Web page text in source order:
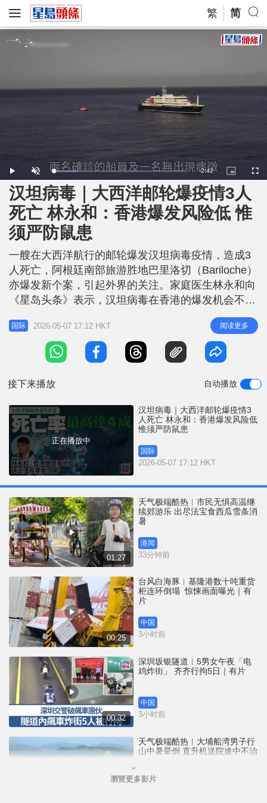
繁 简
P
l
a
y
U
n
m
u
t
L
o
a
d
e
d
:
1
8
.
0
3
R
e
m
n
n
-2:42
P
i
t
u
c
t
r
e
F
u
汉坦病毒｜大西洋邮轮爆疫情3人
死亡 林永和：香港爆发风险低 惟
须严防鼠患
一艘在大西洋航行的邮轮爆发汉坦病毒疫情，造成3
人死亡，阿根廷南部旅游胜地巴里洛切（Bariloche）
亦爆发新个案，引起外界的关注。家庭医生林永和向
《星岛头条》表示，汉坦病毒在香港的爆发机会不
大。基于现时资料，过去一年只有零星本地个案，虽
然本港有鼠患，但未有资料显示本地老鼠普遍带有该
病毒。他呼吁市民应放好食物或食水，避免被鼠类排
泄物污染，亦要留意食品来源，若被老鼠咬伤后两三
国际 2026-05-07 17:12 HKT 阅读更多
接下来播放 自动播放
正在播放中
汉坦病毒｜大西洋邮轮爆疫情3
人死亡 林永和：香港爆发风险低
惟须严防鼠患
国际
2026-05-07 17:12 HKT
01:27
天气极端酷热︱市民无惧高温继
续郊游乐 出尽法宝食西瓜雪条消
暑
港闻
33分钟前
00:25
台风白海豚︱基隆港数十吨重货
柜连环倒塌 惊悚画面曝光｜有
片
中国
3小时前
00:32
深圳坂银隧道︱5男女午夜「电
鸡炸街」 齐齐行拘5日｜有片
中国
3小时前
天气极端酷热︱大埔船湾男子行
山中暑晕倒 直升机送院途中不治
港闻
瀏覽更多影片